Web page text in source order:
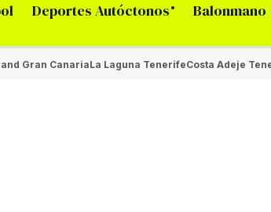
Deportes Autóctonos Balonmano
Gran CanariaLa Laguna TenerifeCosta Adeje